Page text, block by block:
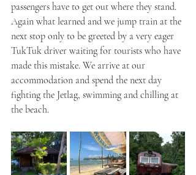
passengers have to get out where they stand.
Again what learned and we jump train at the
next stop only to be greeted by a very eager
TukTuk driver waiting for tourists who have
made this mistake. We arrive at our
accommodation and spend the next day
fighting the Jetlag, swimming and chilling at
the beach.